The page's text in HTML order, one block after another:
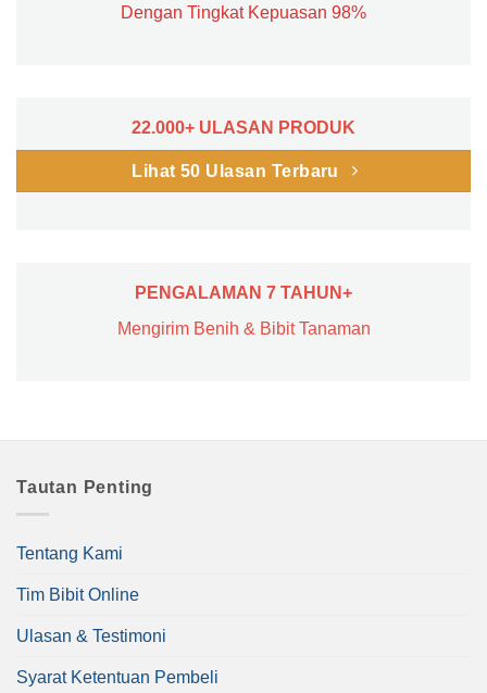
Dengan Tingkat Kepuasan 98%
22.000+ ULASAN PRODUK
Lihat 50 Ulasan Terbaru
PENGALAMAN 7 TAHUN+
Mengirim Benih & Bibit Tanaman
Tautan Penting
Tentang Kami
Tim Bibit Online
Ulasan & Testimoni
Syarat Ketentuan Pembeli